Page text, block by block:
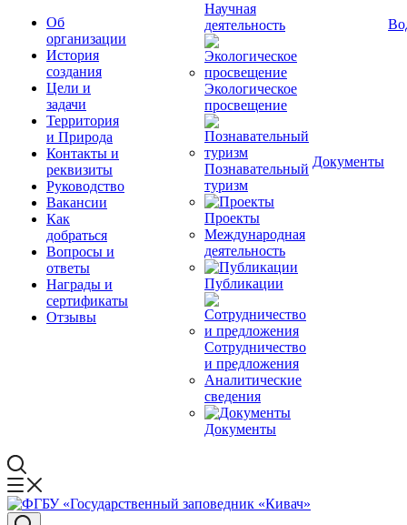
Об
организации
История
создания
Цели и
задачи
Территория
и Природа
Контакты и
реквизиты
Руководство
Вакансии
Как
добраться
Вопросы и
ответы
Награды и
сертификаты
Отзывы
Научная
деятельность
Экологическое
просвещение
Познавательный
туризм
Проекты
Международная
деятельность
Публикации
Сотрудничество
и предложения
Аналитические
сведения
Документы
Документы